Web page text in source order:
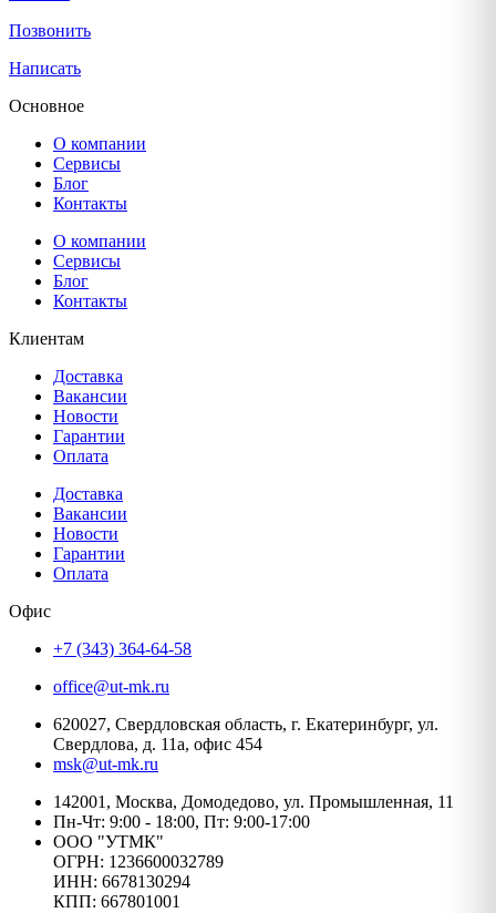
Позвонить
Написать
Основное
О компании
Сервисы
Блог
Контакты
О компании
Сервисы
Блог
Контакты
Клиентам
Доставка
Вакансии
Новости
Гарантии
Оплата
Доставка
Вакансии
Новости
Гарантии
Оплата
Офис
+7 (343) 364-64-58
office@ut-mk.ru
620027, Свердловская область, г. Екатеринбург, ул.
Свердлова, д. 11а, офис 454
msk@ut-mk.ru
142001, Москва, Домодедово, ул. Промышленная, 11
Пн-Чт: 9:00 - 18:00, Пт: 9:00-17:00
ООО "УТМК"
ОГРН: 1236600032789
ИНН: 6678130294
КПП: 667801001